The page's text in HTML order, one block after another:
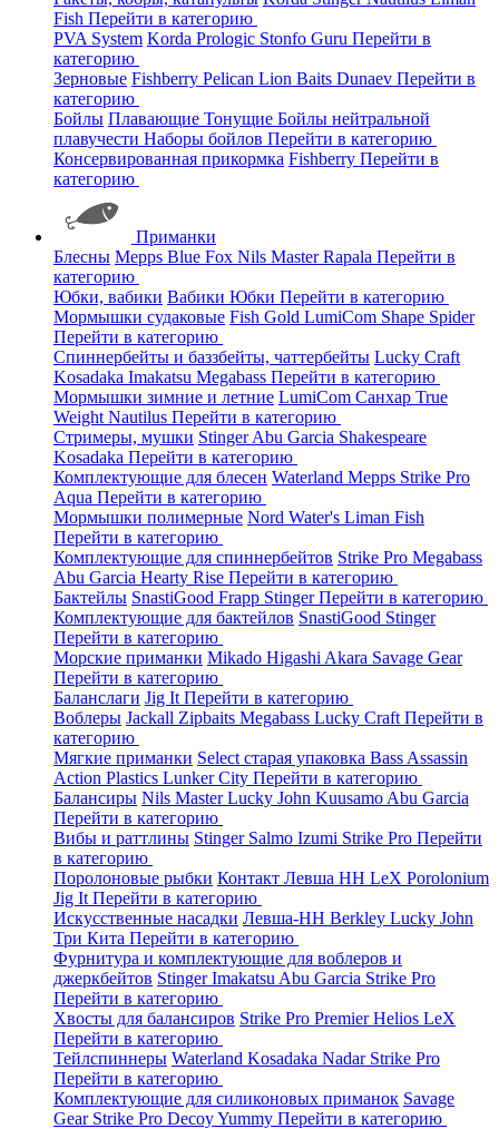
Fish Перейти в категорию
PVA System Korda Prologic Stonfo Guru Перейти в
категорию
Зерновые Fishberry Pelican Lion Baits Dunaev Перейти в
категорию
Бойлы Плавающие Тонущие Бойлы нейтральной
плавучести Наборы бойлов Перейти в категорию
Консервированная прикормка Fishberry Перейти в
категорию
Приманки
Блесны Mepps Blue Fox Nils MasterRapala Перейти в
категорию
Юбки, вабики Вабики Юбки Перейти в категорию
Мормышки судаковые Fish Gold LumiCom Shape Spider
Перейти в категорию
Спиннербейты и баззбейты, чаттербейты Lucky Craft
Kosadaka Imakatsu Megabass Перейти в категорию
Мормышки зимние и летние LumiCom Санхар True
Weight Nautilus Перейти в категорию
Стримеры, мушки StingerAbu Garcia Shakespeare
Kosadaka Перейти в категорию
Комплектующие для блесен Waterland Mepps Strike Pro
Aqua Перейти в категорию
Мормышки полимерные Nord Water's Liman Fish
Перейти в категорию
Комплектующие для спиннербейтов Strike Pro Megabass
Abu Garcia Hearty Rise Перейти в категорию
Бактейлы SnastiGood Frapp StingerПерейти в категорию
Комплектующие для бактейлов SnastiGood Stinger
Перейти в категорию
Морские приманки Mikado Higashi Akara Savage Gear
Перейти в категорию
Баланслаги Jig It Перейти в категорию
Воблеры Jackall Zipbaits Megabass Lucky Craft Перейти в
категорию
Мягкие приманки Select старая упаковка Bass Assassin
Action Plastics Lunker City Перейти в категорию
Балансиры Nils MasterLucky John Kuusamo Abu Garcia
Перейти в категорию
Вибы и раттлины Stinger Salmo Izumi Strike Pro Перейти
в категорию
Поролоновые рыбки Контакт Левша НН LeX Porolonium
Jig It Перейти в категорию
Искусственные насадки Левша-НН Berkley Lucky John
Три Кита Перейти в категорию
Фурнитура и комплектующие для воблеров и
джеркбейтов StingerImakatsu Abu Garcia Strike Pro
Перейти в категорию
Хвосты для балансиров Strike Pro PremierHelios LeX
Перейти в категорию
Тейлспиннеры Waterland Kosadaka Nadar Strike Pro
Перейти в категорию
Комплектующие для силиконовых приманок Savage
Gear Strike Pro DecoyYummy Перейти в категорию